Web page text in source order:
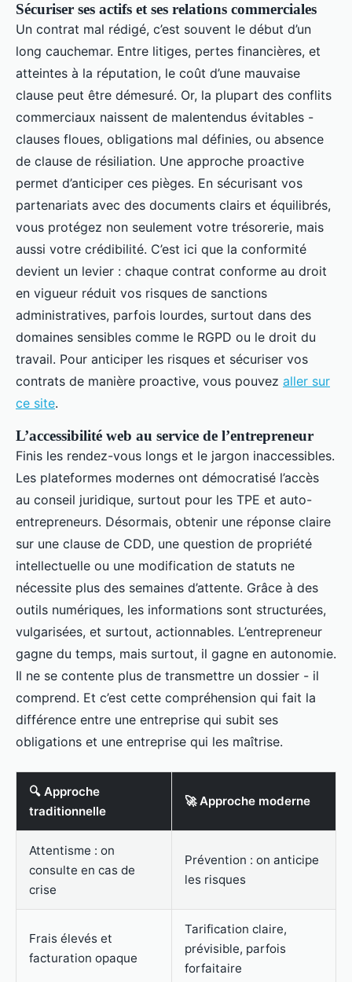
Sécuriser ses actifs et ses relations commerciales
Un contrat mal rédigé, c’est souvent le début d’un
long cauchemar. Entre litiges, pertes financières, et
atteintes à la réputation, le coût d’une mauvaise
clause peut être démesuré. Or, la plupart des conflits
commerciaux naissent de malentendus évitables -
clauses floues, obligations mal définies, ou absence
de clause de résiliation. Une approche proactive
permet d’anticiper ces pièges. En sécurisant vos
partenariats avec des documents clairs et équilibrés,
vous protégez non seulement votre trésorerie, mais
aussi votre crédibilité. C’est ici que la conformité
devient un levier : chaque contrat conforme au droit
en vigueur réduit vos risques de sanctions
administratives, parfois lourdes, surtout dans des
domaines sensibles comme le RGPD ou le droit du
travail. Pour anticiper les risques et sécuriser vos
contrats de manière proactive, vous pouvez aller sur
ce site.
L’accessibilité web au service de l’entrepreneur
Finis les rendez-vous longs et le jargon inaccessibles.
Les plateformes modernes ont démocratisé l’accès
au conseil juridique, surtout pour les TPE et auto-
entrepreneurs. Désormais, obtenir une réponse claire
sur une clause de CDD, une question de propriété
intellectuelle ou une modification de statuts ne
nécessite plus des semaines d’attente. Grâce à des
outils numériques, les informations sont structurées,
vulgarisées, et surtout, actionnables. L’entrepreneur
gagne du temps, mais surtout, il gagne en autonomie.
Il ne se contente plus de transmettre un dossier - il
comprend. Et c’est cette compréhension qui fait la
différence entre une entreprise qui subit ses
obligations et une entreprise qui les maîtrise.
🔍 Approche
traditionnelle
🚀 Approche moderne
Attentisme : on
consulte en cas de
crise
Prévention : on anticipe
les risques
Frais élevés et
facturation opaque
Tarification claire,
prévisible, parfois
forfaitaire